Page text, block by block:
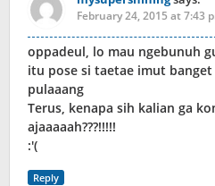
February 24, 2015 at 7:43
oppadeul, lo mau ngebunuh
itu pose si taetae imut
pulaaang
Terus, kenapa sih kalian ga
ajaaaaah???!!!!!
:'(
Reply